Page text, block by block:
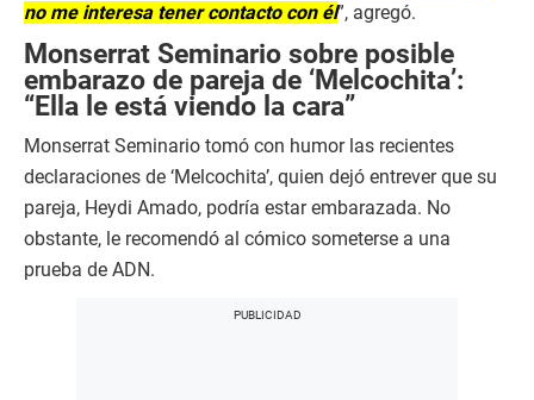
no me interesa tener contacto con él”, agregó.
Monserrat Seminario sobre posible
embarazo de pareja de ‘Melcochita’:
“Ella le está viendo la cara”
Monserrat Seminario tomó con humor las recientes
declaraciones de ‘Melcochita’, quien dejó entrever que su
pareja, Heydi Amado, podría estar embarazada. No
obstante, le recomendó al cómico someterse a una
prueba de ADN.